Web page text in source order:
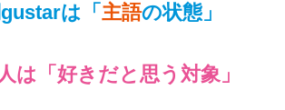
は「 主語の状態」
人は「好きだと思う対象」